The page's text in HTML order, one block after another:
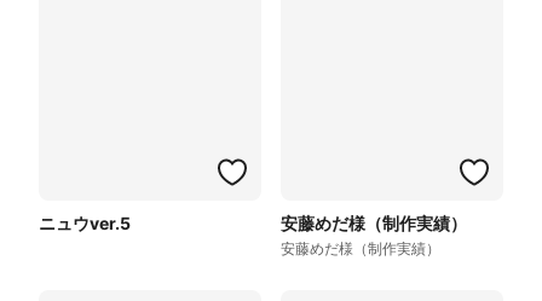
ニュウver.5 安藤めだ様（制作実績）
安藤めだ様（制作実績）